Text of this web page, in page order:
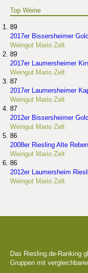
Top Weine
89
2017er Bissersheimer
Weingut Mario Zelt
89
2017er Laumersheimer
Weingut Mario Zelt
87
2017er Laumersheimer
Weingut Mario Zelt
87
2012er Bissersheimer
Weingut Mario Zelt
86
2008er Riesling Alte
Weingut Mario Zelt
86
2012er Laumersheim
Weingut Mario Zelt
Das Riesling.de-Ranking
Gruppen mit